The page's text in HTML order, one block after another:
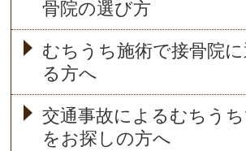
骨院の選び方
むちうち施術で接骨院
る方へ
交通事故によるむちう
をお探しの方へ